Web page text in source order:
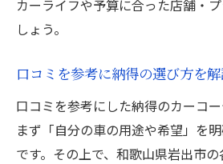
カーライフや予算に合った店舗・
しょう。
口コミを参考に納得の選び方を
口コミを参考にした納得のカーコー
まず「自分の車の用途や希望」を
です。その上で、和歌山県岩出市